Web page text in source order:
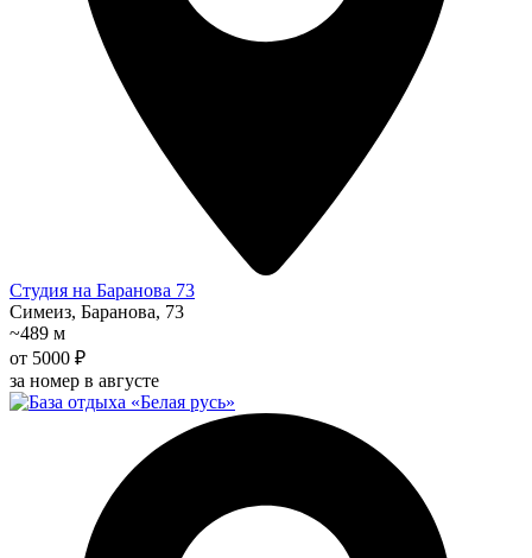
Студия на Баранова 73
Симеиз, Баранова, 73
~489 м
от 5000 ₽
за номер в августе